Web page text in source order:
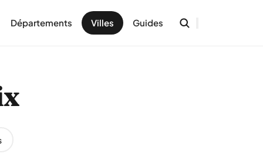
Départements Villes Guides